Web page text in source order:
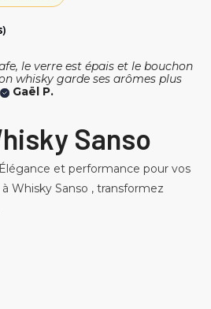
le verre est épais et le bouchon
whisky garde ses arômes plus
Gaël P.
Sanso
et performance pour vos
Whisky Sanso , transformez